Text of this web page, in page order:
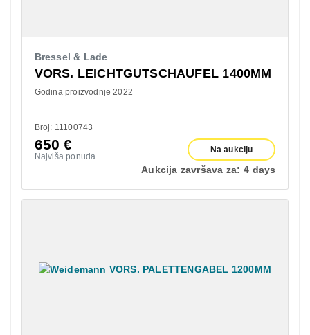
Bressel & Lade
VORS. LEICHTGUTSCHAUFEL 1400MM
Godina proizvodnje 2022
Broj: 11100743
650€
Najviša ponuda
Na aukciju
Aukcija završava za: 4 days